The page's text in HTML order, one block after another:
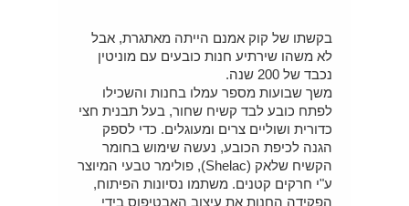
בקשתו של קוק אמנם הייתה מאתגרת, אבל
לא משהו שירתיע חנות כובעים עם מוניטין
נכבד של 200 שנה.
משך שבועות מספר עמלו בחנות והשכילו
לפתח כובע לבד קשיח שחור, בעל תבנית חצי
כדורית ושוליים צרים ומעוגלים. כדי לספק
הגנה לכיפת הכובע, נעשה שימוש בחומר
הקשיח שלאק (Shelac), פולימר טבעי המיוצר
ע"י חרקים קטנים. משתמו נסיונות הפיתוח,
הפקידה החנות את עיצוב האבטיפוס בידי